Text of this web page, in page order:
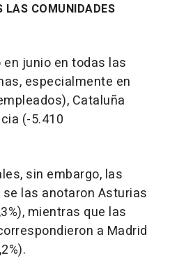
LAS COMUNIDADES
junio en todas las
especialmente en
Cataluña
(-5.410
sin embargo, las
las anotaron Asturias
mientras que las
a Madrid